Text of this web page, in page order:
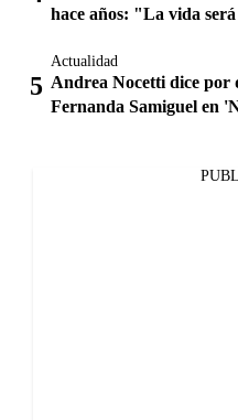
hace años: "La vida
Actualidad
Andrea Nocetti dice por
Fernanda Samiguel en